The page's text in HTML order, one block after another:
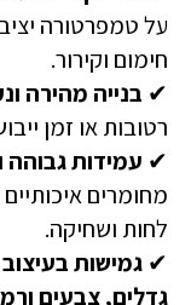
על טמפרטורה
חימום וקירור.
✔ בנייה מהירה
רטובות או זמן
✔ עמידות גבוהה
מחומרים
לחות ושחיקה.
✔ גמישות
גדלים, צבעים